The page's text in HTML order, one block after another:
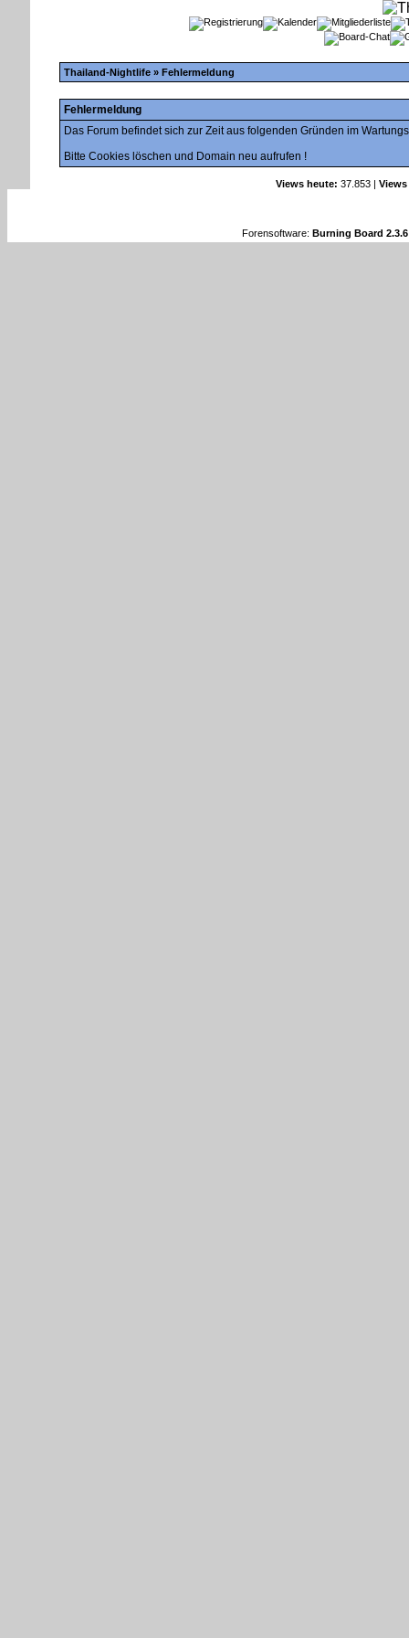
Thailand-Nightlife » Fehlermeldung
Fehlermeldung
Das Forum befindet sich zur Zeit aus folgenden Gründen im
Bitte Cookies löschen und Domain neu aufrufen !
Views heute: 37.853 |
Forensoftware: Burning Board 2.3.6